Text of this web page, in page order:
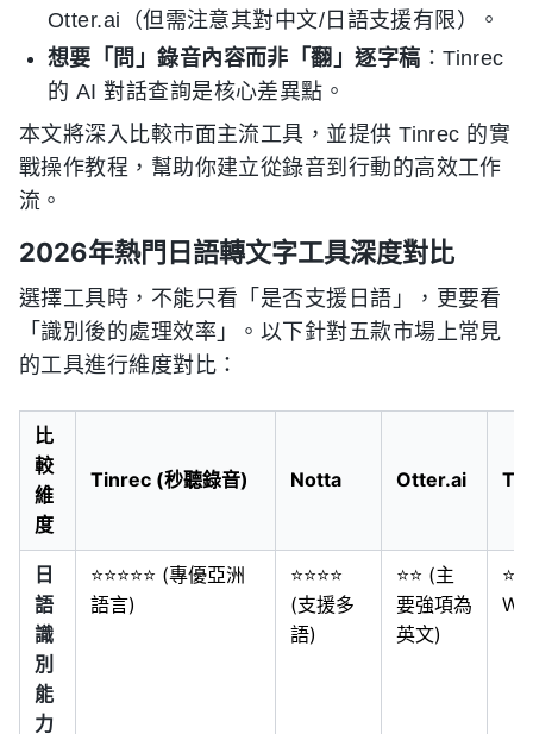
Otter.ai（但需注意其對中文/日語支援有限）。
想要「問」錄音內容而非「翻」逐字稿 ：Tinrec
的 AI 對話查詢是核心差異點。
本文將深入比較市面主流工具，並提供 Tinrec 的實
戰操作教程，幫助你建立從錄音到行動的高效工作
流。
2026年熱門日語轉文字工具深度對比
選擇工具時，不能只看「是否支援日語」，更要看
「識別後的處理效率」。以下針對五款市場上常見
的工具進行維度對比：
比
較
維
度
Tinrec (秒聽錄音) Notta Otter.ai
日
語
識
別
能
力
⭐⭐⭐⭐⭐ (專優亞洲
語言)
⭐⭐⭐⭐
(支援多
語)
⭐⭐ (主
要強項為
英文)